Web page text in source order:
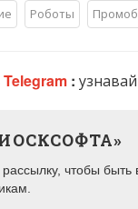
Роботы
Telegram :
чтобы быть